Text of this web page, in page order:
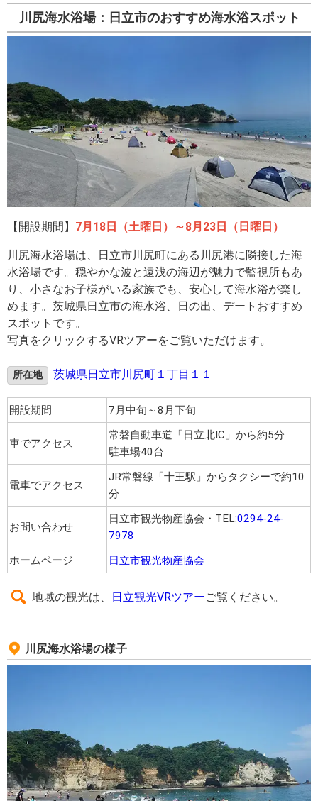
川尻海水浴場：日立市のおすすめ海水浴スポット
【開設期間】 7月18日（土曜日）～8月23日（日曜日）
川尻海水浴場は、日立市川尻町にある川尻港に隣接した海
水浴場です。穏やかな波と遠浅の海辺が魅力で監視所もあ
り、小さなお子様がいる家族でも、安心して海水浴が楽し
めます。茨城県日立市の海水浴、日の出、デートおすすめ
スポットです。
写真をクリックするVRツアーをご覧いただけます。
所在地 茨城県日立市川尻町１丁目１１
開設期間 7月中旬～8月下旬
車でアクセス
常磐自動車道「日立北IC」から約5分
駐車場40台
電車でアクセス
JR常磐線「十王駅」からタクシーで約10
分
お問い合わせ
日立市観光物産協会・TEL:0294-24-
7978
ホームページ
日立市観光物産協会
地域の観光は、 日立観光VRツアーご覧ください。
川尻海水浴場の様子